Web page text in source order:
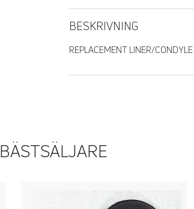
BESKRIVNING
REPLACEMENT LINER/
BÄSTSÄLJARE